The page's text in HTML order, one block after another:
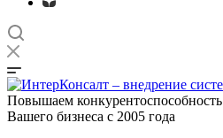
Повышаем конкурентоспособность
Вашего бизнеса с 2005 года